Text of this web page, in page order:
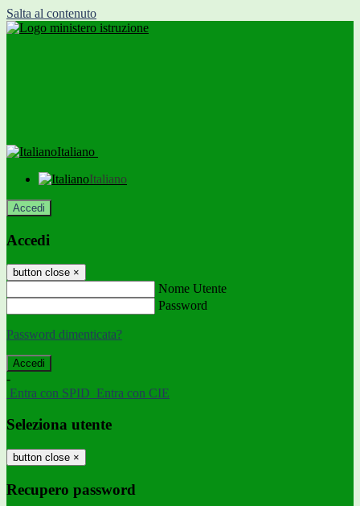
Salta al contenuto
Italiano
Italiano
Accedi
Accedi
button close ×
Nome Utente
Password
Password dimenticata?
-
Entra con SPID Entra con CIE
Seleziona utente
button close ×
Recupero password